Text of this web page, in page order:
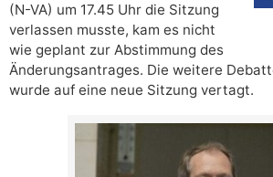
(N-VA) um 17.45 Uhr die Sitzung
verlassen musste, kam es nicht
wie geplant zur Abstimmung des
Änderungsantrages. Die weitere
wurde auf eine neue Sitzung vertagt.